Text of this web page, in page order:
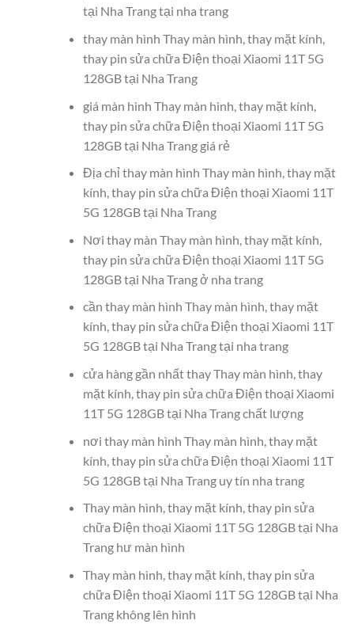
tại Nha Trang tại nha trang
thay màn hình Thay màn hình, thay mặt kính,
thay pin sửa chữa Điện thoại Xiaomi 11T 5G
128GB tại Nha Trang
giá màn hình Thay màn hình, thay mặt kính,
thay pin sửa chữa Điện thoại Xiaomi 11T 5G
128GB tại Nha Trang giá rẻ
Địa chỉ thay màn hình Thay màn hình, thay mặt
kính, thay pin sửa chữa Điện thoại Xiaomi 11T
5G 128GB tại Nha Trang
Nơi thay màn Thay màn hình, thay mặt kính,
thay pin sửa chữa Điện thoại Xiaomi 11T 5G
128GB tại Nha Trang ở nha trang
cần thay màn hình Thay màn hình, thay mặt
kính, thay pin sửa chữa Điện thoại Xiaomi 11T
5G 128GB tại Nha Trang tại nha trang
cửa hàng gần nhất thay Thay màn hình, thay
mặt kính, thay pin sửa chữa Điện thoại Xiaomi
11T 5G 128GB tại Nha Trang chất lượng
nơi thay màn hình Thay màn hình, thay mặt
kính, thay pin sửa chữa Điện thoại Xiaomi 11T
5G 128GB tại Nha Trang uy tín nha trang
Thay màn hình, thay mặt kính, thay pin sửa
chữa Điện thoại Xiaomi 11T 5G 128GB tại Nha
Trang hư màn hình
Thay màn hình, thay mặt kính, thay pin sửa
chữa Điện thoại Xiaomi 11T 5G 128GB tại Nha
Trang không lên hình